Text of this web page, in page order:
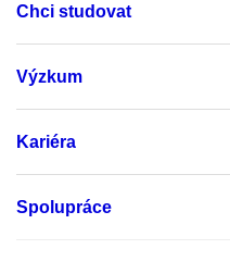
Chci studovat
Výzkum
Kariéra
Spolupráce